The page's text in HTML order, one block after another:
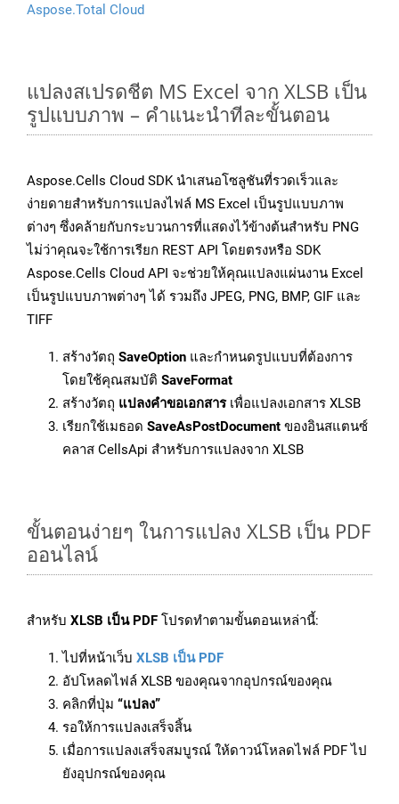
Aspose.Total Cloud
แปลงสเปรดชีต MS Excel จาก XLSB เป็น
รูปแบบภาพ – คำแนะนำทีละขั้นตอน
Aspose.Cells Cloud SDK นำเสนอโซลูชันที่รวดเร็วและ
ง่ายดายสำหรับการแปลงไฟล์ MS Excel เป็นรูปแบบภาพ
ต่างๆ ซึ่งคล้ายกับกระบวนการที่แสดงไว้ข้างต้นสำหรับ PNG
ไม่ว่าคุณจะใช้การเรียก REST API โดยตรงหรือ SDK
Aspose.Cells Cloud API จะช่วยให้คุณแปลงแผ่นงาน Excel
เป็นรูปแบบภาพต่างๆ ได้ รวมถึง JPEG, PNG, BMP, GIF และ
TIFF
สร้างวัตถุ SaveOption และกำหนดรูปแบบที่ต้องการ
โดยใช้คุณสมบัติ SaveFormat
สร้างวัตถุ แปลงคำขอเอกสารเพื่อแปลงเอกสาร XLSB
เรียกใช้เมธอด SaveAsPostDocument ของอินสแตนซ์
คลาส CellsApi สำหรับการแปลงจาก XLSB
ขั้นตอนง่ายๆ ในการแปลง XLSB เป็น PDF
ออนไลน์
สำหรับ XLSB เป็น PDF โปรดทำตามขั้นตอนเหล่านี้:
ไปที่หน้าเว็บ XLSB เป็น PDF
อัปโหลดไฟล์ XLSB ของคุณจากอุปกรณ์ของคุณ
คลิกที่ปุ่ม “แปลง”
รอให้การแปลงเสร็จสิ้น
เมื่อการแปลงเสร็จสมบูรณ์ ให้ดาวน์โหลดไฟล์ PDF ไป
ยังอุปกรณ์ของคุณ